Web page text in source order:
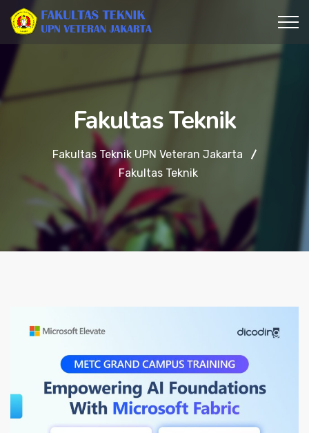
Fakultas Teknik
Fakultas Teknik UPN Veteran Jakarta
Fakultas Teknik